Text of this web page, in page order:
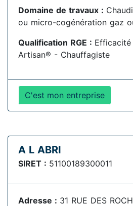
Domaine de travaux :
ou micro-cogénération gaz
Qualification RGE :
Artisan® - Chauffagiste
C'est mon entreprise
A L ABRI
SIRET : 51100189300011
Adresse : 31 RUE DES